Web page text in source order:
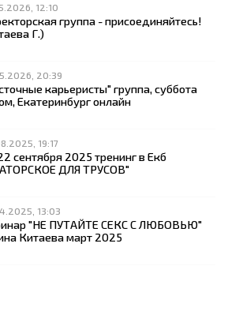
12:10
группа - присоединяйтесь!
Г.)
20:39
карьеристы" группа, суббота
Екатеринбург онлайн
19:17
сентября 2025 тренинг в Екб
ДЛЯ ТРУСОВ"
13:03
"НЕ ПУТАЙТЕ СЕКС С ЛЮБОВЬЮ"
Китаева март 2025